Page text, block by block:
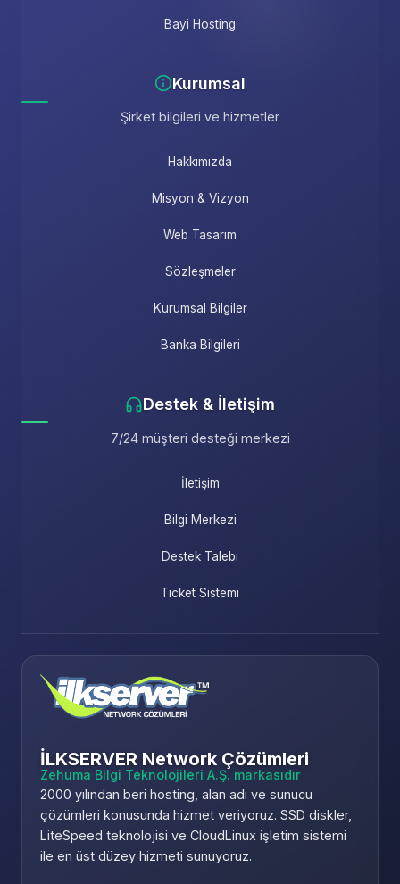
Bayi Hosting
Kurumsal
Şirket bilgileri ve hizmetler
Hakkımızda
Misyon & Vizyon
Web Tasarım
Sözleşmeler
Kurumsal Bilgiler
Banka Bilgileri
Destek & İletişim
7/24 müşteri desteği merkezi
İletişim
Bilgi Merkezi
Destek Talebi
Ticket Sistemi
İLKSERVER Network Çözümleri
Zehuma Bilgi Teknolojileri A.Ş. markasıdır
2000 yılından beri hosting, alan adı ve sunucu
çözümleri konusunda hizmet veriyoruz. SSD diskler,
LiteSpeed teknolojisi ve CloudLinux işletim sistemi
ile en üst düzey hizmeti sunuyoruz.